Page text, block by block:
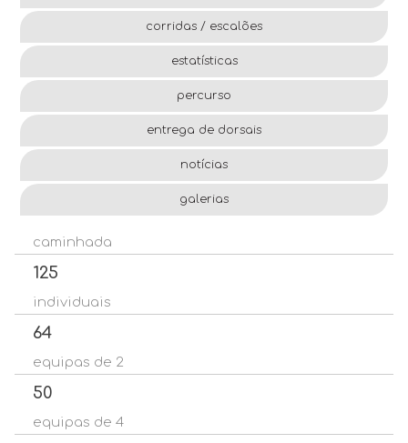
corridas / escalões
estatísticas
percurso
entrega de dorsais
notícias
galerias
caminhada
125
individuais
64
equipas de 2
50
equipas de 4